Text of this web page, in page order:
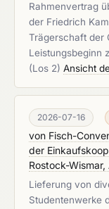
Rahmenvertrag
der Friedrich
Trägerschaft der
Leistungsbeginn
(Los 2) Ansicht
2026-07-16
von Fisch-
der
Rostock-
Lieferung von
Studentenwerke